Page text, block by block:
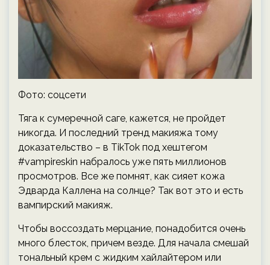
Фото: соцсети
Тяга к сумеречной саге, кажется, не пройдет
никогда. И последний тренд макияжа тому
доказательство – в TikTok под хештегом
#vampireskin набралось уже пять миллионов
просмотров. Все же помнят, как сияет кожа
Эдварда Каллена на солнце? Так вот это и есть
вампирский макияж.
Чтобы воссоздать мерцание, понадобится очень
много блесток, причем везде. Для начала смешай
тональный крем с жидким хайлайтером или